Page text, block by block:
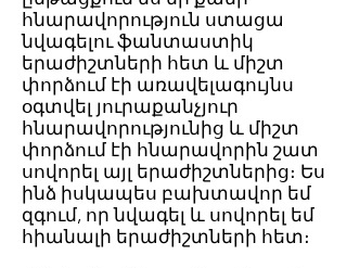
հնարավորություն ստացա
նվագելու ֆանտաստիկ
երաժիշտների հետ և միշտ
փորձում էի առավելագույնս
օգտվել յուրաքանչյուր
հնարավորությունից և միշտ
փորձում էի հնարավորին շատ
սովորել այլ երաժիշտներից։ Ես
ինձ իսկապես բախտավոր եմ
զգում, որ նվագել և սովորել եմ
հիանալի երաժիշտների հետ։